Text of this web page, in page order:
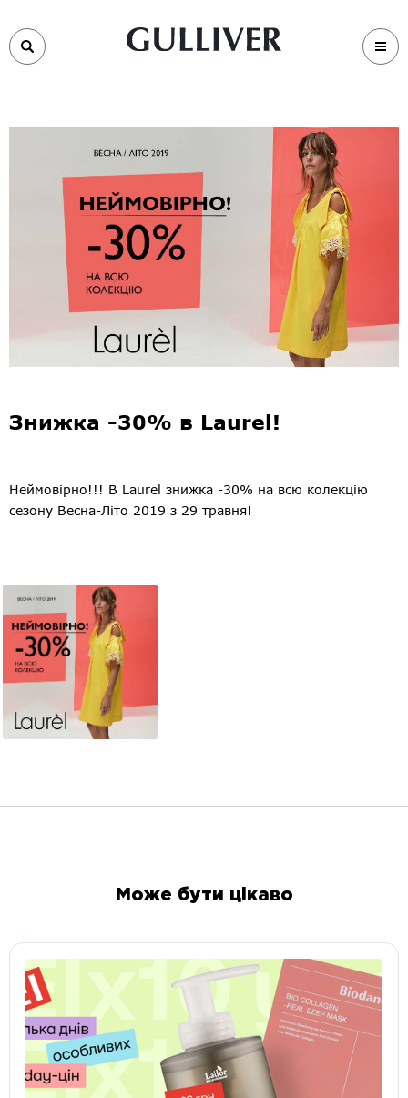
Знижка -30% в Laurel!
Неймовірно!!! В Laurel знижка -30% на всю колекцію
сезону Весна-Літо 2019 з 29 травня!
Може бути цікаво